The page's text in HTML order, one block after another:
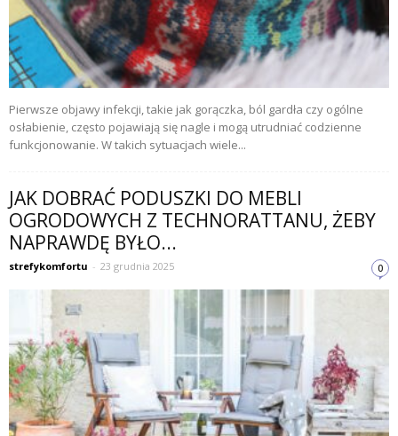
Pierwsze objawy infekcji, takie jak gorączka, ból gardła czy ogólne
osłabienie, często pojawiają się nagle i mogą utrudniać codzienne
funkcjonowanie. W takich sytuacjach wiele...
JAK DOBRAĆ PODUSZKI DO MEBLI
OGRODOWYCH Z TECHNORATTANU, ŻEBY
NAPRAWDĘ BYŁO...
strefykomfortu - 23 grudnia 2025 0